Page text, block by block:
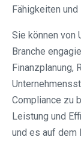
Fähigkeiten
Sie können von
Branche
Finanzplanung,
Compliance zu
Leistung und
und es auf dem